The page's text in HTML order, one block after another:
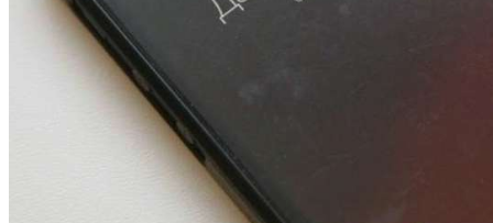
В Красноармейском районе Волгограда стартует
конкурс на ремонт моста через Волго‑Донской
судоходный канал
Фестиваль #ТриЧетыре в Волгограде пройдёт
11–13 сентября в рамках Года единства народов